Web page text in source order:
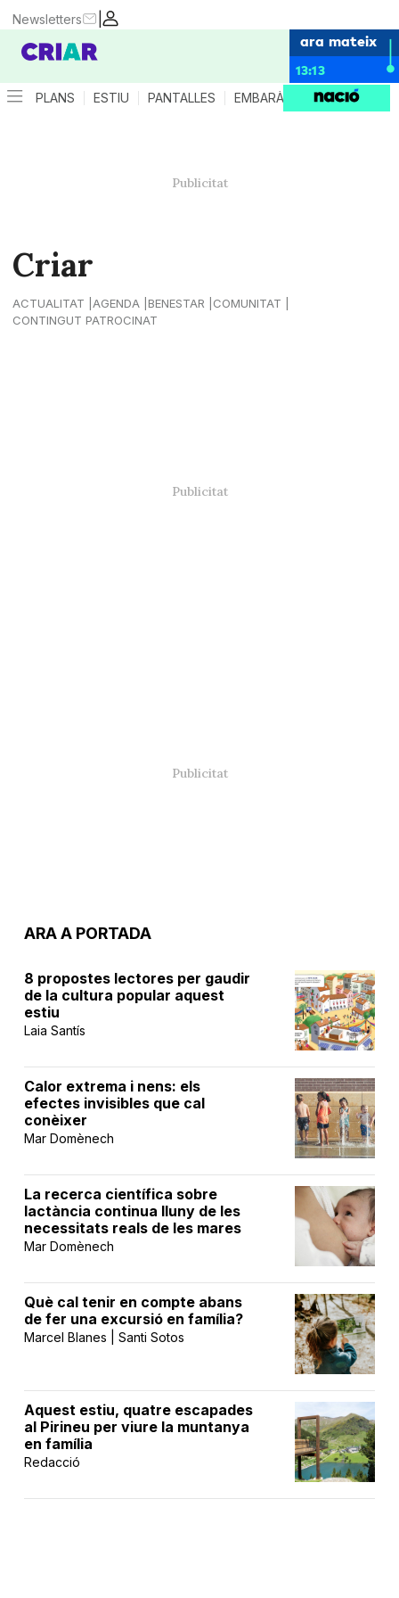
|
Newsletters
ara mateix
13:13
PLANS ESTIU PANTALLES EMBARÀS CRIANÇA
Criar
ACTUALITAT AGENDA BENESTAR
COMUNITAT
CONTINGUT PATROCINAT
ARA A PORTADA
8 propostes lectores per gaudir
de la cultura popular aquest
estiu
Laia Santís
Calor extrema i nens: els
efectes invisibles que cal
conèixer
Mar Domènech
La recerca científica sobre
lactància continua lluny de les
necessitats reals de les mares
Mar Domènech
Què cal tenir en compte abans
de fer una excursió en família?
Marcel Blanes | Santi Sotos
Aquest estiu, quatre escapades
al Pirineu per viure la muntanya
en família
Redacció